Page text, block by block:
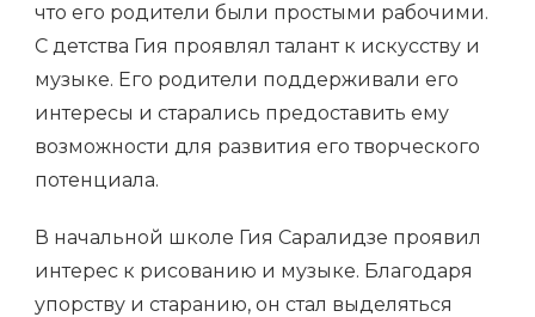
что его родители были простыми рабочими.
С детства Гия проявлял талант к искусству и
музыке. Его родители поддерживали его
интересы и старались предоставить ему
возможности для развития его творческого
потенциала.
В начальной школе Гия Саралидзе проявил
интерес к рисованию и музыке. Благодаря
упорству и старанию, он стал выделяться